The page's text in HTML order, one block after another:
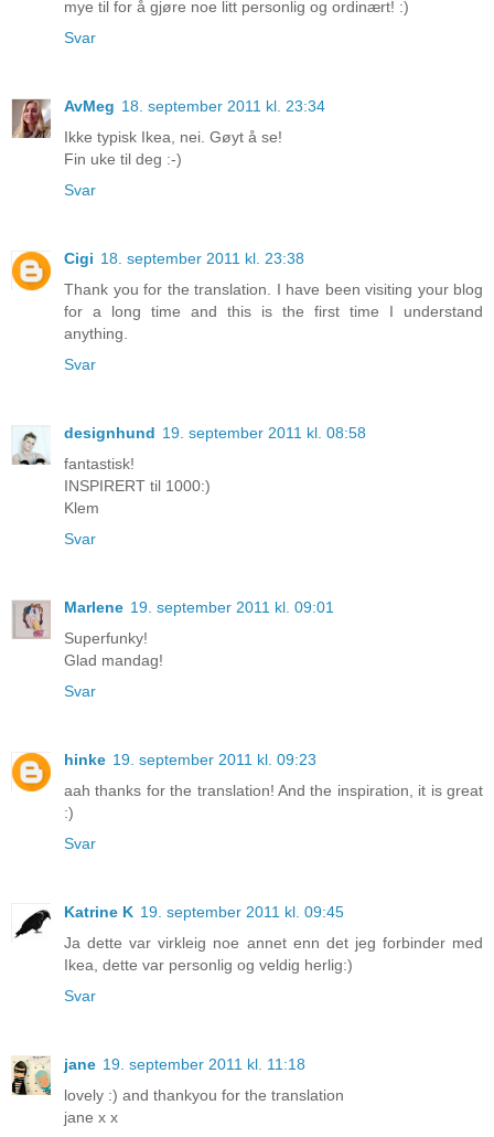
mye til for å gjøre noe litt personlig og ordinært! :)
Svar
AvMeg 18. september 2011 kl. 23:34
Ikke typisk Ikea, nei. Gøyt å se!
Fin uke til deg :-)
Svar
Cigi 18. september 2011 kl. 23:38
Thank you for the translation. I have been visiting your blog
for a long time and this is the first time I understand
anything.
Svar
designhund 19. september 2011 kl. 08:58
fantastisk!
INSPIRERT til 1000:)
Klem
Svar
Marlene 19. september 2011 kl. 09:01
Superfunky!
Glad mandag!
Svar
hinke 19. september 2011 kl. 09:23
aah thanks for the translation! And the inspiration, it is great
:)
Svar
Katrine K 19. september 2011 kl. 09:45
Ja dette var virkleig noe annet enn det jeg forbinder med
Ikea, dette var personlig og veldig herlig:)
Svar
jane 19. september 2011 kl. 11:18
lovely :) and thankyou for the translation
jane x x